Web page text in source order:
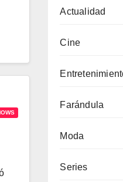
Actualidad
Cine
Farándula
Moda
Series